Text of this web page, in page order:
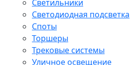
Светильники
Светодиодная подсветка
Споты
Торшеры
Трековые системы
Уличное освещение